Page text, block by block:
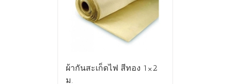
ผ้ากันสะเก็ดไฟ สีทอง 1×2
ม.